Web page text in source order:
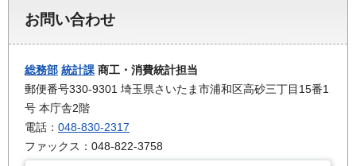
お問い合わせ
総務部 統計課 商工・消費統計担当
郵便番号330-9301 埼玉県さいたま市浦和区高砂三丁目15番1
号 本庁舎2階
電話： 048-830-2317
ファックス：048-822-3758